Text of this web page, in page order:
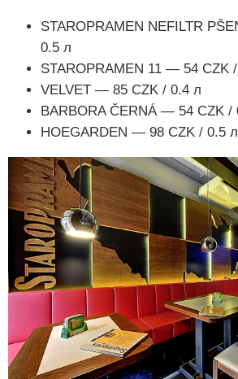
STAROPRAMEN NEFILTR
0.5 л
STAROPRAMEN 11 — 54 CZK
VELVET — 85 CZK / 0.4 л
BARBORA ČERNÁ — 54 CZK /
HOEGARDEN — 98 CZK / 0.5 л